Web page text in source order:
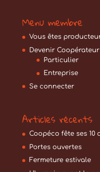
Menu membre
Vous êtes
Devenir Coopérateur
Particulier
Entreprise
Se connecter
Articles récents
Coopéco fête ses 10
Portes ouvertes
Fermeture estivale